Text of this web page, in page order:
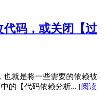
码，或关闭【过
也就是将一些需要的依赖被
的【代码依赖分析... [阅读